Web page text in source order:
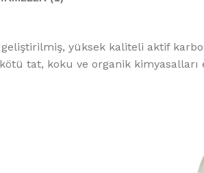
yüksek kaliteli aktif
tat, koku ve organik